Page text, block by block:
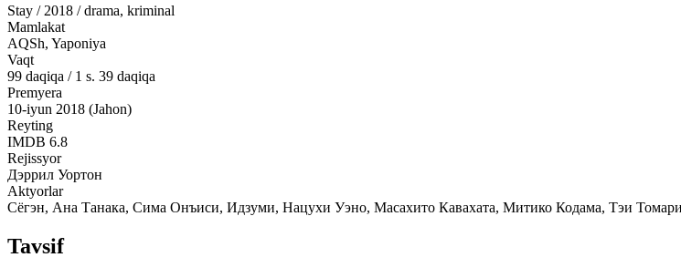
Stay / 2018 / drama, kriminal
Mamlakat
AQSh, Yaponiya
Vaqt
99 daqiqa / 1 s. 39 daqiqa
Premyera
10-iyun 2018 (Jahon)
Reyting
IMDB 6.8
Rejissyor
Дэррил Уортон
Aktyorlar
Сёгэн, Ана Танака, Сима Онъиси, Идзуми, Нацухи Уэно, Масахито Кавахата, Митико Кодама, Тэи
Tavsif